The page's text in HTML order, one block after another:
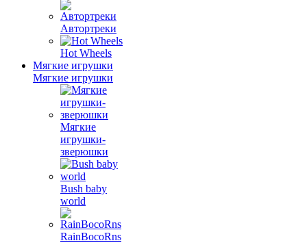
Автортреки
Hot Wheels
Мягкие игрушки
Мягкие игрушки
Мягкие
игрушки-
зверюшки
Bush baby
world
RainBocoRns